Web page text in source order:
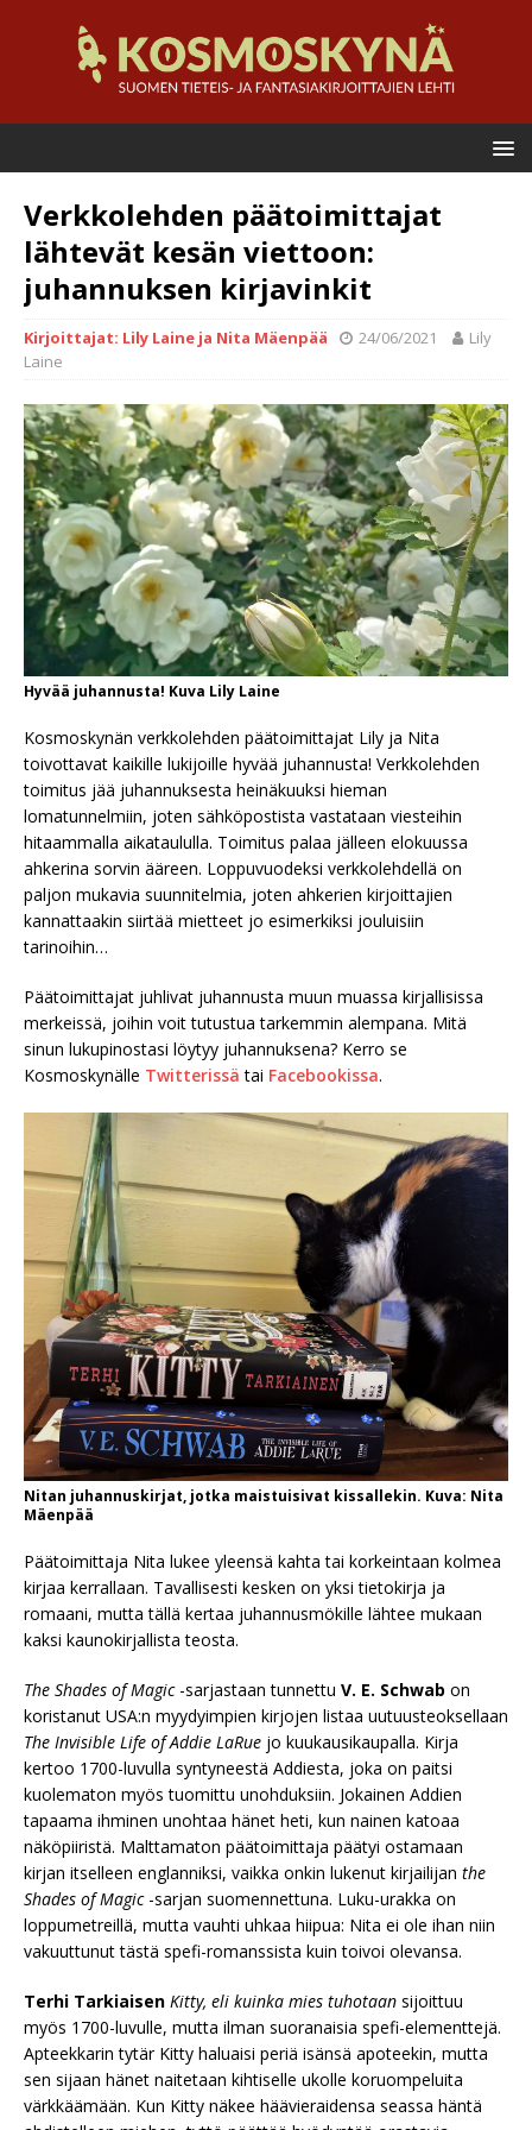
Verkkolehden päätoimittajat
lähtevät kesän viettoon:
juhannuksen kirjavinkit
Kirjoittajat: Lily Laine ja Nita Mäenpää 24/06/2021
Lily
Laine
Hyvää juhannusta! Kuva Lily Laine
Kosmoskynän verkkolehden päätoimittajat Lily ja Nita
toivottavat kaikille lukijoille hyvää juhannusta! Verkkolehden
toimitus jää juhannuksesta heinäkuuksi hieman
lomatunnelmiin, joten sähköpostista vastataan viesteihin
hitaammalla aikataululla. Toimitus palaa jälleen elokuussa
ahkerina sorvin ääreen. Loppuvuodeksi verkkolehdellä on
paljon mukavia suunnitelmia, joten ahkerien kirjoittajien
kannattaakin siirtää mietteet jo esimerkiksi jouluisiin
tarinoihin…
Päätoimittajat juhlivat juhannusta muun muassa kirjallisissa
merkeissä, joihin voit tutustua tarkemmin alempana. Mitä
sinun lukupinostasi löytyy juhannuksena? Kerro se
Kosmoskynälle Twitterissä tai Facebookissa.
Nitan juhannuskirjat, jotka maistuisivat kissallekin. Kuva: Nita
Mäenpää
Päätoimittaja Nita lukee yleensä kahta tai korkeintaan kolmea
kirjaa kerrallaan. Tavallisesti kesken on yksi tietokirja ja
romaani, mutta tällä kertaa juhannusmökille lähtee mukaan
kaksi kaunokirjallista teosta.
The Shades of Magic-sarjastaan tunnettu V. E. Schwab on
koristanut USA:n myydyimpien kirjojen listaa uutuusteoksellaan
The Invisible Life of Addie LaRue jo kuukausikaupalla. Kirja
kertoo 1700-luvulla syntyneestä Addiesta, joka on paitsi
kuolematon myös tuomittu unohduksiin. Jokainen Addien
tapaama ihminen unohtaa hänet heti, kun nainen katoaa
näköpiiristä. Malttamaton päätoimittaja päätyi ostamaan
kirjan itselleen englanniksi, vaikka onkin lukenut kirjailijan the
Shades of Magic-sarjan suomennettuna. Luku-urakka on
loppumetreillä, mutta vauhti uhkaa hiipua: Nita ei ole ihan niin
vakuuttunut tästä spefi-romanssista kuin toivoi olevansa.
Terhi Tarkiaisen Kitty, eli kuinka mies tuhotaan sijoittuu
myös 1700-luvulle, mutta ilman suoranaisia spefi-elementtejä.
Apteekkarin tytär Kitty haluaisi periä isänsä apoteekin, mutta
sen sijaan hänet naitetaan kihtiselle ukolle koruompeluita
värkkäämään. Kun Kitty näkee häävieraidensa seassa häntä